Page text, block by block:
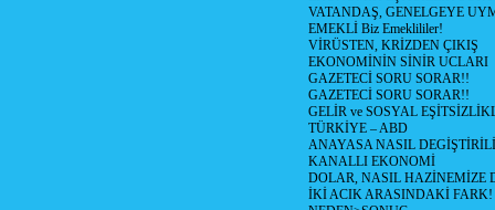
VATANDAŞ, GENELGEYE
EMEKLİ Biz Emeklililer!
VİRÜSTEN, KRİZDEN ÇIKIŞ
EKONOMİNİN SİNİR UCLARI
GAZETECİ SORU SORAR!!
GAZETECİ SORU SORAR!!
GELİR ve SOSYAL
TÜRKİYE – ABD
ANAYASA NASIL
KANALLI EKONOMİ
DOLAR, NASIL HAZİNEMİZE
İKİ ACIK ARASINDAKİ FARK!